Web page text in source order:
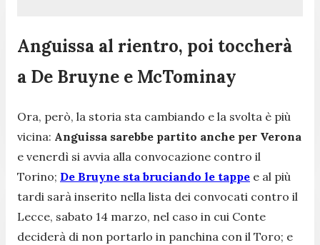
Anguissa al rientro, poi toccherà
a De Bruyne e McTominay
Ora, però, la storia sta cambiando e la svolta è più
vicina: Anguissa sarebbe partito anche per Verona
e venerdì si avvia alla convocazione contro il
Torino; De Bruyne sta bruciando le tappe e al più
tardi sarà inserito nella lista dei convocati contro il
Lecce, sabato 14 marzo, nel caso in cui Conte
deciderà di non portarlo in panchina con il Toro; e